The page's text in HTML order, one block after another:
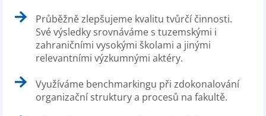
Průběžně zlepšujeme kvalitu tvůrčí činnosti.
Své výsledky srovnáváme s tuzemskými i
zahraničními vysokými školami a jinými
relevantními výzkumnými aktéry.
Využíváme benchmarkingu při zdokonalování
organizační struktury a procesů na fakultě.